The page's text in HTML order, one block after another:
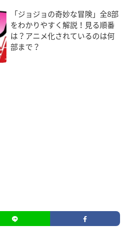
「ジョジョの奇妙な冒険」全8部
をわかりやすく解説！見る順番
は？アニメ化されているのは何
部まで？